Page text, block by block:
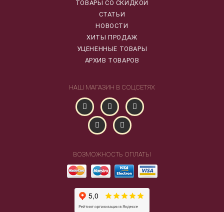
ТОВАРЫ СО СКИДКОЙ
СТАТЬИ
НОВОСТИ
ХИТЫ ПРОДАЖ
УЦЕНЕННЫЕ ТОВАРЫ
АРХИВ ТОВАРОВ
НАШ МАГАЗИН В СОЦСЕТЯХ
ВОЗМОЖНОСТЬ ОПЛАТЫ